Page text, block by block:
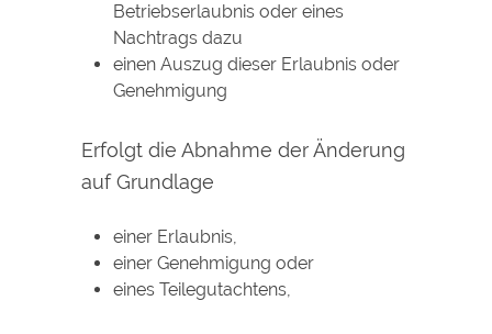
Betriebserlaubnis oder eines
Nachtrags dazu
einen Auszug dieser Erlaubnis oder
Genehmigung
Erfolgt die Abnahme der Änderung
auf Grundlage
einer Erlaubnis,
einer Genehmigung oder
eines Teilegutachtens,